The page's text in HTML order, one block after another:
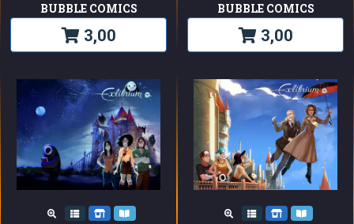
BUBBLE COMICS
3,00
BUBBLE COMICS
3,00